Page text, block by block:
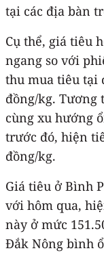
tại các địa bàn
Cụ thể, giá tiêu
ngang so với
thu mua tiêu tại
đồng/kg. Tương
cùng xu hướng
trước đó, hiện
đồng/kg.
Giá tiêu ở Bình
với hôm qua,
này ở mức
Đắk Nông bình